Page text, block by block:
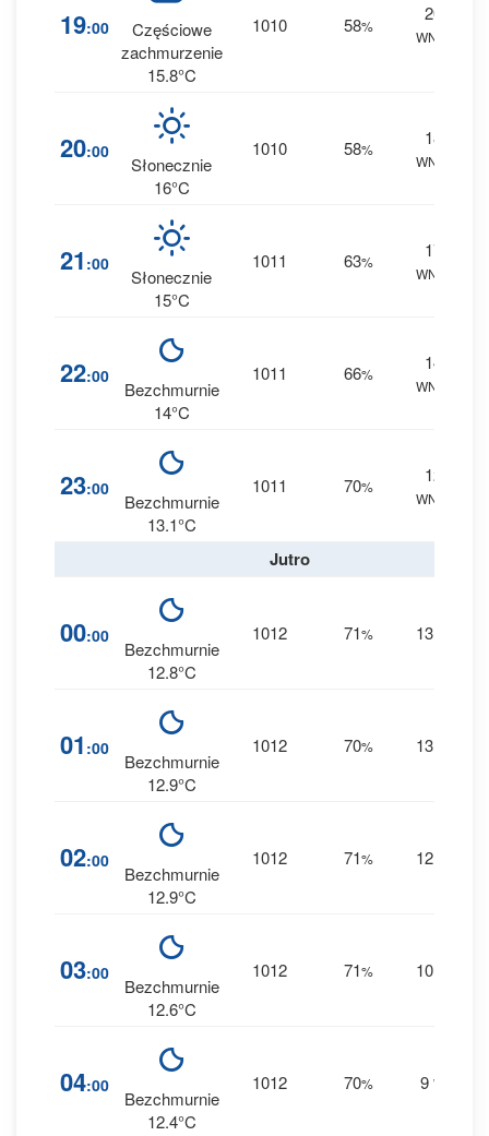
19:00
Częściowe
zachmurzenie
15.8°C
1010 58%
20
WNW
20:00
Słonecznie
16°C
1010 58%
18
WNW
21 :00
Słonecznie
15°C
1011 63%
17
WNW
22:00
Bezchmurnie
14°C
1011 66%
14
WNW
23:00
Bezchmurnie
13.1°C
1011 70%
12
WNW
Jutro
00:00
Bezchmurnie
12.8°C
1012 71% 13
01 :00
Bezchmurnie
12.9°C
1012 70% 13
02:00
Bezchmurnie
12.9°C
1012 71% 12
03:00
Bezchmurnie
12.6°C
1012 71% 10
04:00
Bezchmurnie
12.4°C
1012 70% 9 W